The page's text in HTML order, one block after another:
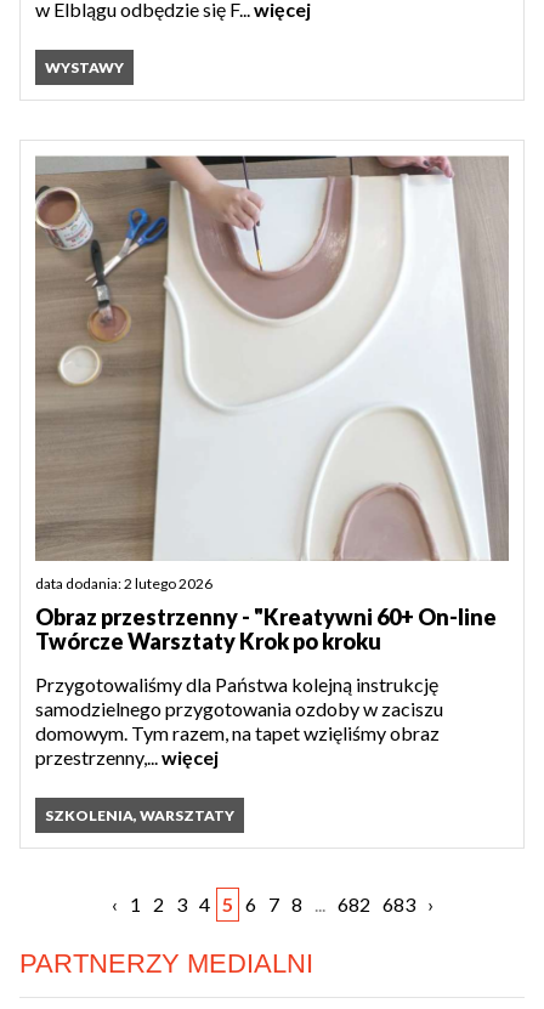
w Elblągu odbędzie się F...więcej
WYSTAWY
data dodania: 2 lutego 2026
Obraz przestrzenny - "Kreatywni 60+ On-line
Twórcze Warsztaty Krok po kroku
Przygotowaliśmy dla Państwa kolejną instrukcję
samodzielnego przygotowania ozdoby w zaciszu
domowym. Tym razem, na tapet wzięliśmy obraz
przestrzenny,...więcej
SZKOLENIA, WARSZTATY
‹ 1 2 3 4 5 6 7 8 ... 682 683 ›
PARTNERZY MEDIALNI